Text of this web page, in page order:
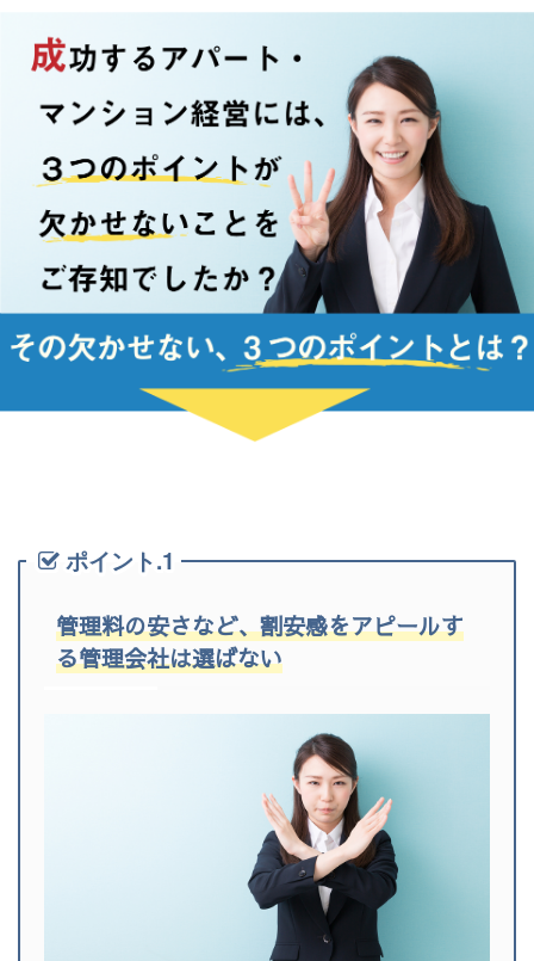
ポイント.1
管理料の安さなど、割安感をアピールす
る管理会社は選ばない